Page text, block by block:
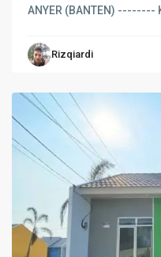
ANYER (BANTEN) --------
Rizqiardi